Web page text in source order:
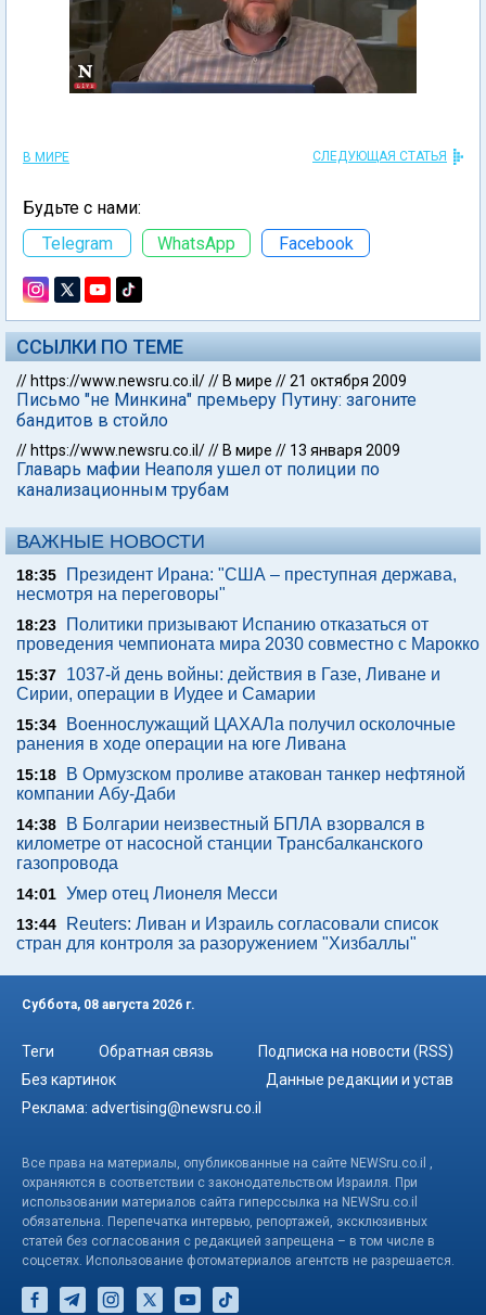
В МИРЕ СЛЕДУЮЩАЯ СТАТЬЯ
Будьте с нами:
Telegram
WhatsApp Facebook
ССЫЛКИ ПО ТЕМЕ
// https://www.newsru.co.il/// В мире //21 октября 2009
Письмо "не Минкина" премьеру Путину: загоните
бандитов в стойло
// https://www.newsru.co.il/// В мире // 13 января 2009
Главарь мафии Неаполя ушел от полиции по
канализационным трубам
ВАЖНЫЕ НОВОСТИ
18:35
Президент Ирана: "США – преступная держава,
несмотря на переговоры"
18:23
Политики призывают Испанию отказаться от
проведения чемпионата мира 2030 совместно с Марокко
15:37
1037-й день войны: действия в Газе, Ливане и
Сирии, операции в Иудее и Самарии
15:34
Военнослужащий ЦАХАЛа получил осколочные
ранения в ходе операции на юге Ливана
15:18
В Ормузском проливе атакован танкер нефтяной
компании Абу-Даби
14:38
В Болгарии неизвестный БПЛА взорвался в
километре от насосной станции Трансбалканского
газопровода
14:01 Умер отец Лионеля Месси
13:44
Reuters: Ливан и Израиль согласовали список
стран для контроля за разоружением "Хизбаллы"
Суббота, 08 августа 2026 г.
Теги Обратная связь
Подписка на новости (RSS)
Без картинок
Данные редакции и устав
Реклама: advertising@newsru.co.il
Все права на материалы, опубликованные на сайте NEWSru.co.il ,
охраняются в соответствии с законодательством Израиля. При
использовании материалов сайта гиперссылка на NEWSru.co.il
обязательна. Перепечатка интервью, репортажей, эксклюзивных
статей без согласования с редакцией запрещена – в том числе в
соцсетях. Использование фотоматериалов агентств не разрешается.